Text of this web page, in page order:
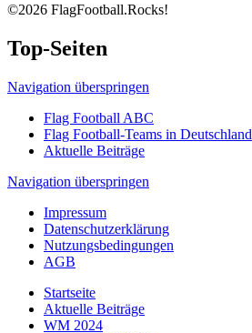
©2026 FlagFootball.Rocks!
Top-Seiten
Navigation überspringen
Flag Football ABC
Flag Football-Teams in Deutschland
Aktuelle Beiträge
Navigation überspringen
Impressum
Datenschutzerklärung
Nutzungsbedingungen
AGB
Startseite
Aktuelle Beiträge
WM 2024